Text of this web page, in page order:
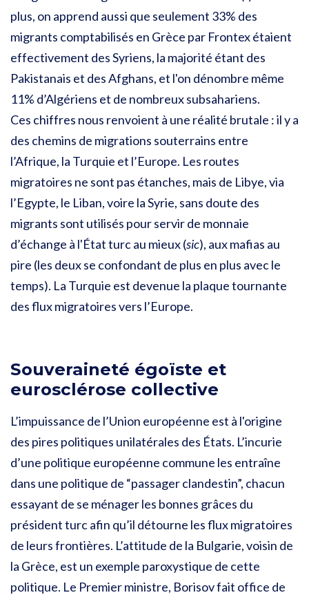
plus, on apprend aussi que seulement 33% des
migrants comptabilisés en Grèce par Frontex étaient
effectivement des Syriens, la majorité étant des
Pakistanais et des Afghans, et l'on dénombre même
11% d’Algériens et de nombreux subsahariens.
Ces chiffres nous renvoient à une réalité brutale : il y a
des chemins de migrations souterrains entre
l’Afrique, la Turquie et l’Europe. Les routes
migratoires ne sont pas étanches, mais de Libye, via
l’Egypte, le Liban, voire la Syrie, sans doute des
migrants sont utilisés pour servir de monnaie
d’échange à l'État turc au mieux (sic), aux mafias au
pire (les deux se confondant de plus en plus avec le
temps). La Turquie est devenue la plaque tournante
des flux migratoires vers l’Europe.
Souveraineté égoïste et
eurosclérose collective
L’impuissance de l’Union européenne est à l'origine
des pires politiques unilatérales des États. L’incurie
d’une politique européenne commune les entraîne
dans une politique de “passager clandestin”, chacun
essayant de se ménager les bonnes grâces du
président turc afin qu’il détourne les flux migratoires
de leurs frontières. L’attitude de la Bulgarie, voisin de
la Grèce, est un exemple paroxystique de cette
politique. Le Premier ministre, Borisov fait office de